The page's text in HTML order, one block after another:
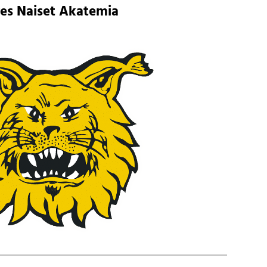
Naiset Akatemia